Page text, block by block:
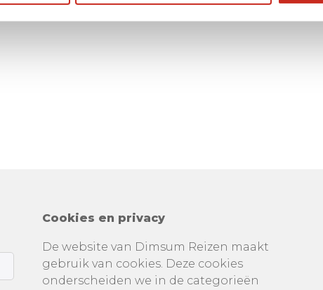
Cookies en privacy
De website van Dimsum Reizen maakt
gebruik van cookies. Deze cookies
onderscheiden we in de categorieën